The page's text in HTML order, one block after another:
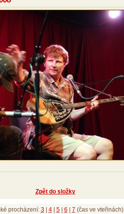
Zpět do složky
procházení: 3| 4| 5| 6 7 (čas ve vteřinách)